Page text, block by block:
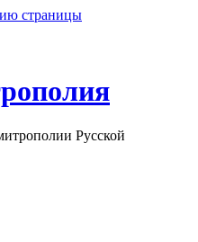
страницы
Русской